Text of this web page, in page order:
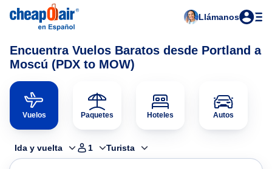
Llámanos
Encuentra Vuelos Baratos desde Portland a
Moscú (PDX to MOW)
Vuelos Paquetes Hoteles Autos
Ida y vuelta 1 Turista